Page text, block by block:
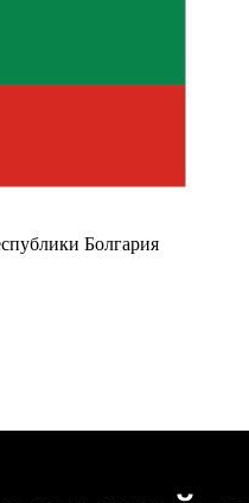
Болгария